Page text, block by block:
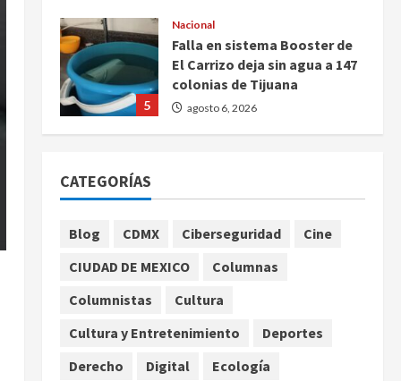
5
Nacional
Falla en sistema Booster de
El Carrizo deja sin agua a 147
colonias de Tijuana
agosto 6, 2026
de 420,000 pesos en CDMX
2
Perez Hilton es hospitalizado
tras autolesionarse en vivo
agosto 6, 2026
Deportes Nacional
CATEGORÍAS
Blog CDMX Ciberseguridad
Cine
CIUDAD DE MEXICO
Columnas
Columnistas
Cultura
Cultura y Entretenimiento
Deportes
Derecho
Digital
Ecología